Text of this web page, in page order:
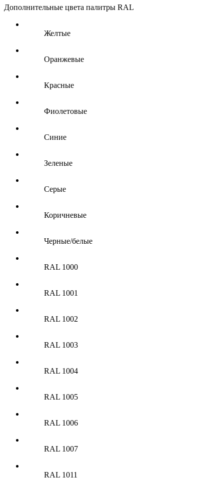
Дополнительные цвета палитры RAL
Желтые
Оранжевые
Красные
Фиолетовые
Синие
Зеленые
Серые
Коричневые
Черные/белые
RAL 1000
RAL 1001
RAL 1002
RAL 1003
RAL 1004
RAL 1005
RAL 1006
RAL 1007
RAL 1011